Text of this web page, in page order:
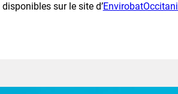
disponibles sur le site d’